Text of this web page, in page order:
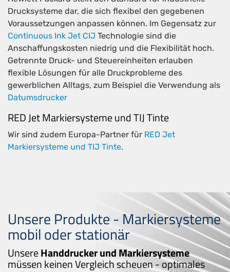
Drucksysteme dar, die sich flexibel den gegebenen
Voraussetzungen anpassen können. Im Gegensatz zur
Continuous Ink Jet CIJ Technologie sind die
Anschaffungskosten niedrig und die Flexibilität hoch.
Getrennte Druck- und Steuereinheiten erlauben
flexible Lösungen für alle Druckprobleme des
gewerblichen Alltags, zum Beispiel die Verwendung als
Datumsdrucker
RED Jet Markiersysteme und TIJ Tinte
Wir sind zudem Europa-Partner für RED Jet
Markiersysteme und TIJ Tinte.
Unsere Produkte - Markiersysteme
mobil oder stationär
UnsereHanddrucker und Markiersysteme
müssen keinen Vergleich scheuen - optimales